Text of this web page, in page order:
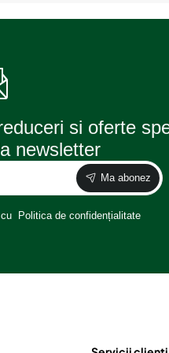
Cauciuc,
si oferte
newsletter
Ma abonez
Politica de confidențialitate